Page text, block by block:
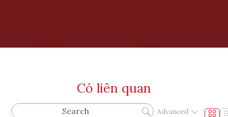
Có liên quan
Advanced